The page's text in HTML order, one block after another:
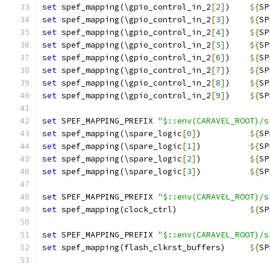
set spef_mapping(\gpio_control_in_2[2] ) ${
set spef_mapping(\gpio_control_in_2[3] ) ${
set spef_mapping(\gpio_control_in_2[4] ) ${
set spef_mapping(\gpio_control_in_2[5] ) ${
set spef_mapping(\gpio_control_in_2[6] ) ${
set spef_mapping(\gpio_control_in_2[7] ) ${
set spef_mapping(\gpio_control_in_2[8] ) ${
set spef_mapping(\gpio_control_in_2[9] ) ${
set SPEF_MAPPING_PREFIX
set spef_mapping(\spare_logic[0] ) ${
set spef_mapping(\spare_logic[1] ) ${
set spef_mapping(\spare_logic[2] ) ${
set spef_mapping(\spare_logic[3] ) ${
set SPEF_MAPPING_PREFIX
set spef_mapping(clock_ctrl) ${
set SPEF_MAPPING_PREFIX
set spef_mapping(flash_clkrst_buffers) ${